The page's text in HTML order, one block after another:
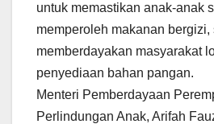
untuk memastikan anak-anak
memperoleh makanan
memberdayakan masyarakat
penyediaan bahan pangan.
Menteri Pemberdayaan
Perlindungan Anak, Arifah